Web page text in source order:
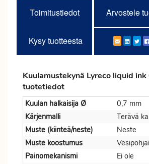
Toimitustiedot Arvostele
Kysy tuotteesta
Kuulamustekynä Lyreco liquid
tuotetiedot
Kuulan halkaisija Ø
0,7 mm
Kärjenmalli
Terävä
Muste (kiinteä/neste)
Neste
Muste koostumus
Painomekanismi
Ei ole